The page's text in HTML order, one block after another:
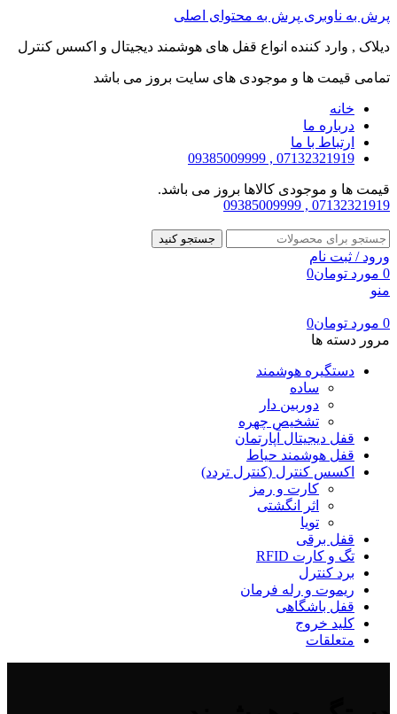
پرش به ناوبری پرش به محتوای اصلی
دیلاک , وارد کننده انواع قفل های هوشمند دیجیتال و اکسس کنترل
تمامی قیمت ها و موجودی های سایت بروز می باشد
خانه
درباره ما
ارتباط با ما
07132321919 , 09385009999
قیمت ها و موجودی کالاها بروز می باشد.
07132321919 , 09385009999
جستجو کنید
ورود / ثبت نام
0 مورد تومان0
منو
0 مورد تومان0
مرور دسته ها
دستگیره هوشمند
ساده
دوربین دار
تشخیص چهره
قفل دیجیتال آپارتمان
قفل هوشمند حیاط
اکسس کنترل (کنترل تردد)
کارت و رمز
اثر انگشتی
تویا
قفل برقی
تگ و کارت RFID
برد کنترل
ریموت و رله فرمان
قفل باشگاهی
کلید خروج
متعلقات